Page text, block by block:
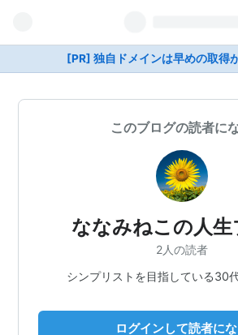
[PR] 独自ドメインは早めの取得
このブログの読者に
ななみねこの人
2人の読者
シンプリストを目指している30
ログインして読者に